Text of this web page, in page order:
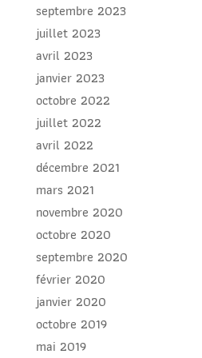
septembre 2023
juillet 2023
avril 2023
janvier 2023
octobre 2022
juillet 2022
avril 2022
décembre 2021
mars 2021
novembre 2020
octobre 2020
septembre 2020
février 2020
janvier 2020
octobre 2019
mai 2019